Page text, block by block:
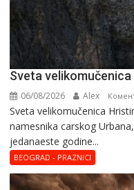
Svеta
06/08/2026 Alex
Svеta vеlikоmučеnica
namesnika carskog
јеdanaеstе gоdinе...
BEOGRAD - PRAZNICI